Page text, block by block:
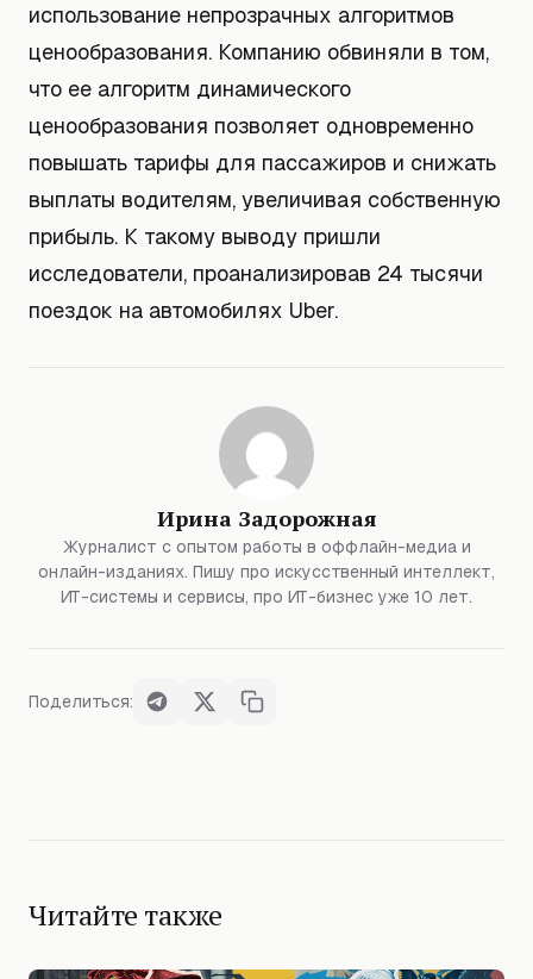
использование непрозрачных алгоритмов
ценообразования. Компанию обвиняли в том,
что ее алгоритм динамического
ценообразования позволяет одновременно
повышать тарифы для пассажиров и снижать
выплаты водителям, увеличивая собственную
прибыль. К такому выводу пришли
исследователи, проанализировав 24 тысячи
поездок на автомобилях Uber.
Ирина Задорожная
Журналист с опытом работы в оффлайн-медиа и
онлайн-изданиях. Пишу про искусственный интеллект,
ИТ-системы и сервисы, про ИТ-бизнес уже 10 лет.
Поделиться:
Читайте также